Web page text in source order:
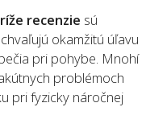
recenzie sú
okamžitú úľavu
pri pohybe. Mnohí
problémoch
pri fyzicky náročnej